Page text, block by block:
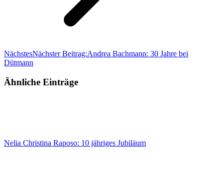
NächstesNächster Beitrag:Andrea Bachmann: 30 Jahre bei
Dütmann
Ähnliche Einträge
Nelia Christina Raposo: 10 jähriges Jubiläum